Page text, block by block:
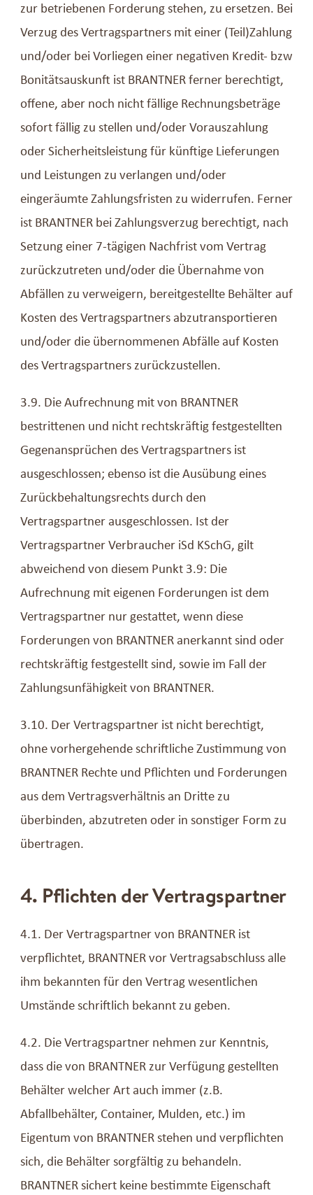
zur betriebenen Forderung stehen, zu ersetzen. Bei
Verzug des Vertragspartners mit einer (Teil)Zahlung
und/oder bei Vorliegen einer negativen Kredit- bzw
Bonitätsauskunft ist BRANTNER ferner berechtigt,
offene, aber noch nicht fällige Rechnungsbeträge
sofort fällig zu stellen und/oder Vorauszahlung
oder Sicherheitsleistung für künftige Lieferungen
und Leistungen zu verlangen und/oder
eingeräumte Zahlungsfristen zu widerrufen. Ferner
ist BRANTNER bei Zahlungsverzug berechtigt, nach
Setzung einer 7-tägigen Nachfrist vom Vertrag
zurückzutreten und/oder die Übernahme von
Abfällen zu verweigern, bereitgestellte Behälter auf
Kosten des Vertragspartners abzutransportieren
und/oder die übernommenen Abfälle auf Kosten
des Vertragspartners zurückzustellen.
3.9. Die Aufrechnung mit von BRANTNER
bestrittenen und nicht rechtskräftig festgestellten
Gegenansprüchen des Vertragspartners ist
ausgeschlossen; ebenso ist die Ausübung eines
Zurückbehaltungsrechts durch den
Vertragspartner ausgeschlossen. Ist der
Vertragspartner Verbraucher iSd KSchG, gilt
abweichend von diesem Punkt 3.9: Die
Aufrechnung mit eigenen Forderungen ist dem
Vertragspartner nur gestattet, wenn diese
Forderungen von BRANTNER anerkannt sind oder
rechtskräftig festgestellt sind, sowie im Fall der
Zahlungsunfähigkeit von BRANTNER.
3.10. Der Vertragspartner ist nicht berechtigt,
ohne vorhergehende schriftliche Zustimmung von
BRANTNER Rechte und Pflichten und Forderungen
aus dem Vertragsverhältnis an Dritte zu
überbinden, abzutreten oder in sonstiger Form zu
übertragen.
4. Pflichten der Vertragspartner
4.1. Der Vertragspartner von BRANTNER ist
verpflichtet, BRANTNER vor Vertragsabschluss alle
ihm bekannten für den Vertrag wesentlichen
Umstände schriftlich bekannt zu geben.
4.2. Die Vertragspartner nehmen zur Kenntnis,
dass die von BRANTNER zur Verfügung gestellten
Behälter welcher Art auch immer (z.B.
Abfallbehälter, Container, Mulden, etc.) im
Eigentum von BRANTNER stehen und verpflichten
sich, die Behälter sorgfältig zu behandeln.
BRANTNER sichert keine bestimmte Eigenschaft